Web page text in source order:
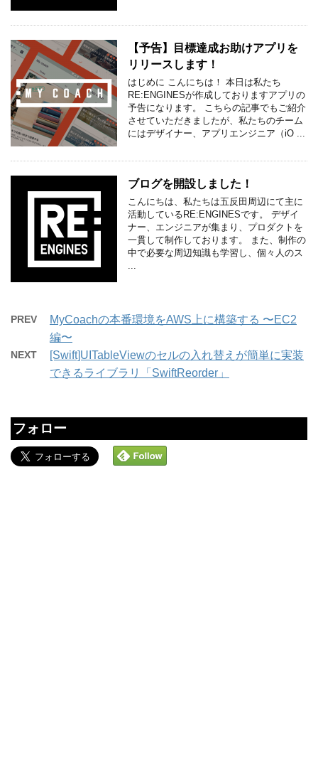
【予告】目標達成お助けアプリを
リリースします！
はじめに こんにちは！ 本日は私たち
RE:ENGINESが作成しておりますアプリの
予告になります。 こちらの記事でもご紹介
させていただきましたが、私たちのチーム
にはデザイナー、アプリエンジニア（iO ...
ブログを開設しました！
こんにちは、私たちは五反田周辺にて主に
活動しているRE:ENGINESです。 デザイ
ナー、エンジニアが集まり、プロダクトを
一貫して制作しております。 また、制作の
中で必要な周辺知識も学習し、個々人のス
PREV
MyCoachの本番環境をAWS上に構築する 〜EC2
編〜
NEXT
[Swift]UITableViewのセルの入れ替えが簡単に実装
できるライブラリ「SwiftReorder」
フォロー